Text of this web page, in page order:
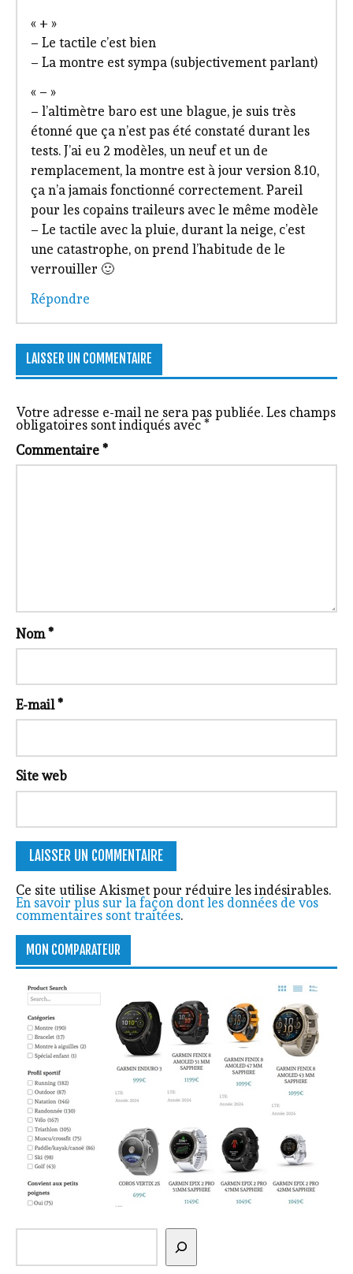
« + »
– Le tactile c’est bien
– La montre est sympa (subjectivement parlant)
« – »
– l’altimètre baro est une blague, je suis très
étonné que ça n’est pas été constaté durant les
tests. J’ai eu 2 modèles, un neuf et un de
remplacement, la montre est à jour version 8.10,
ça n’a jamais fonctionné correctement. Pareil
pour les copains traileurs avec le même modèle
– Le tactile avec la pluie, durant la neige, c’est
une catastrophe, on prend l’habitude de le
verrouiller 🙂
Répondre
LAISSER UN COMMENTAIRE
Votre adresse e-mail ne sera pas publiée. Les champs
obligatoires sont indiqués avec*
Commentaire*
Nom*
E-mail*
Site web
Ce site utilise Akismet pour réduire les indésirables.
En savoir plus sur la façon dont les données de vos
commentaires sont traitées.
MON COMPARATEUR
Rechercher